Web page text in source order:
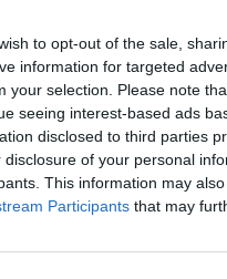
to opt-out of the sale,
information for targeted
your selection. Please note
seeing interest-based ads
disclosed to third parties
disclosure of your personal
This information may
Participants that may